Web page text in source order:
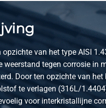
stuk gelast ASTM 316L A-403
gelast ASTM 316L A-403
gelast ASTM 316L A-403
gelast ASTM 316L A-403
gelast ASTM 316L A-403
van het type AISI
weerstand tegen corrosie in
Door ten opzichte van het
te verlagen (316L/
voor interkristallijne